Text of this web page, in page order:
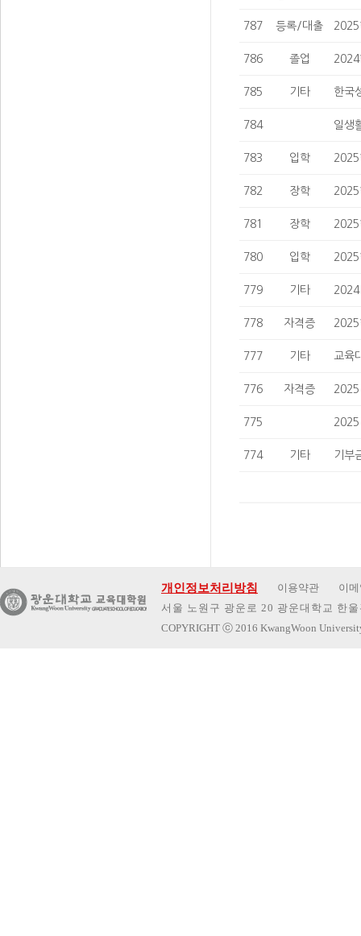
787 등록/대출 2025
786 졸업 2024
785 기타 한국
784 일생
783 입학 2025
782 장학 2025
781 장학 2025
780 입학 2025
779 기타 2024
778 자격증 2025
777 기타 교육
776 자격증 2025
775 2025
774 기타 기부
개인정보처리방침 이용약관
이
서울 노원구 광운로 20 광운대학교 한
COPYRIGHT ⓒ 2016 KwangWoon